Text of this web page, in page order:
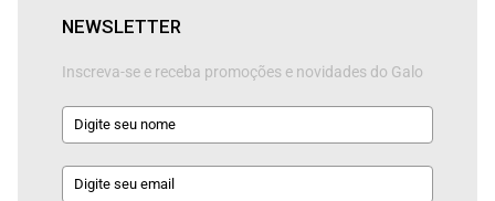
NEWSLETTER
Inscreva-se e receba promoções e novidades do Galo